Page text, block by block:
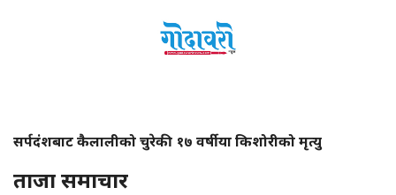
सर्पदंशबाट कैलालीको चुरेकी १७ वर्षीया किशोरीको मृत्यु
ताजा समाचार